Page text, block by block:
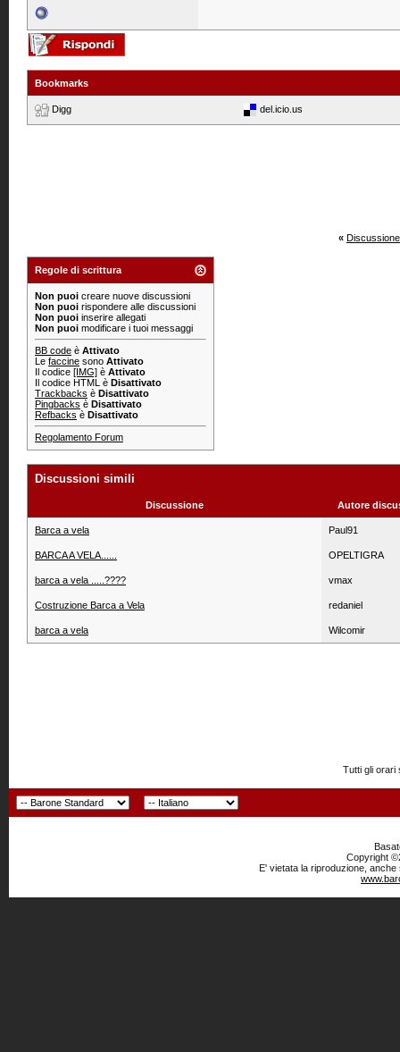
Bookmarks
Digg del.icio.us
«
Regole di scrittura
Non puoi creare nuove discussioni
Non puoi rispondere alle discussioni
Non puoi inserire allegati
Non puoi modificare i tuoi messaggi
BB code è Attivato
Le faccine sono Attivato
Il codice [IMG] è Attivato
Il codice HTML è Disattivato
Trackbacks è Disattivato
Pingbacks è Disattivato
Refbacks è Disattivato
Regolamento Forum
Discussioni simili
Discussione Autore
Barca a vela Paul91
BARCA A VELA...... OPELTIGRA
barca a vela .....???? vmax
Costruzione Barca a Vela redaniel
barca a vela Wilcomir
Tutti gli orari
Copyright
E' vietata la riproduzione,